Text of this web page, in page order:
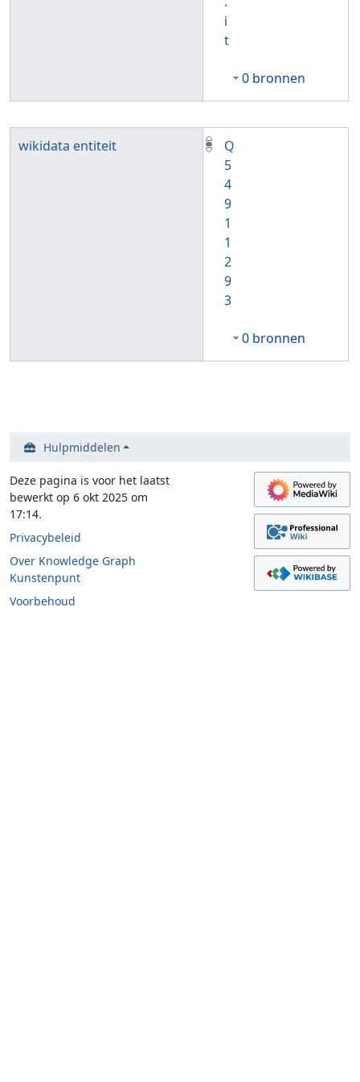
i
t
0 bronnen
wikidata entiteit
Q
5
4
9
1
1
2
9
3
0 bronnen
Hulpmiddelen
Deze pagina is voor het laatst
bewerkt op 6 okt 2025 om
17:14.
Privacybeleid
Over Knowledge Graph
Kunstenpunt
Voorbehoud